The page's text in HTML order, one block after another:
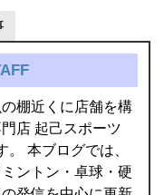
棚近くに店舗を構
店 起己スポーツ
。 本ブログでは、
ントン・卓球・硬